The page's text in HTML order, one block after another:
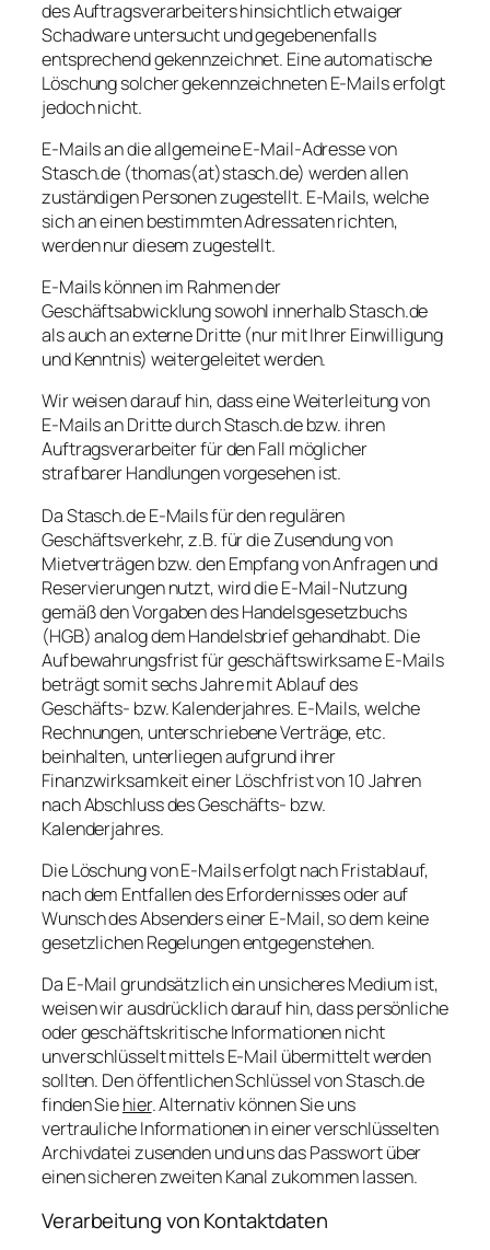
des Auftragsverarbeiters hinsichtlich etwaiger
Schadware untersucht und gegebenenfalls
entsprechend gekennzeichnet. Eine automatische
Löschung solcher gekennzeichneten E-Mails erfolgt
jedoch nicht.
E-Mails an die allgemeine E-Mail-Adresse von
Stasch.de (thomas(at)stasch.de) werden allen
zuständigen Personen zugestellt. E-Mails, welche
sich an einen bestimmten Adressaten richten,
werden nur diesem zugestellt.
E-Mails können im Rahmen der
Geschäftsabwicklung sowohl innerhalb Stasch.de
als auch an externe Dritte (nur mit Ihrer Einwilligung
und Kenntnis) weitergeleitet werden.
Wir weisen darauf hin, dass eine Weiterleitung von
E-Mails an Dritte durch Stasch.de bzw. ihren
Auftragsverarbeiter für den Fall möglicher
strafbarer Handlungen vorgesehen ist.
Da Stasch.de E-Mails für den regulären
Geschäftsverkehr, z.B. für die Zusendung von
Mietverträgen bzw. den Empfang von Anfragen und
Reservierungen nutzt, wird die E-Mail-Nutzung
gemäß den Vorgaben des Handelsgesetzbuchs
(HGB) analog dem Handelsbrief gehandhabt. Die
Aufbewahrungsfrist für geschäftswirksame E-Mails
beträgt somit sechs Jahre mit Ablauf des
Geschäfts- bzw. Kalenderjahres. E-Mails, welche
Rechnungen, unterschriebene Verträge, etc.
beinhalten, unterliegen aufgrund ihrer
Finanzwirksamkeit einer Löschfrist von 10 Jahren
nach Abschluss des Geschäfts- bzw.
Kalenderjahres.
Die Löschung von E-Mails erfolgt nach Fristablauf,
nach dem Entfallen des Erfordernisses oder auf
Wunsch des Absenders einer E-Mail, so dem keine
gesetzlichen Regelungen entgegenstehen.
Da E-Mail grundsätzlich ein unsicheres Medium ist,
weisen wir ausdrücklich darauf hin, dass persönliche
oder geschäftskritische Informationen nicht
unverschlüsselt mittels E-Mail übermittelt werden
sollten. Den öffentlichen Schlüssel von Stasch.de
finden Siehier. Alternativ können Sie uns
vertrauliche Informationen in einer verschlüsselten
Archivdatei zusenden und uns das Passwort über
einen sicheren zweiten Kanal zukommen lassen.
Verarbeitung von Kontaktdaten